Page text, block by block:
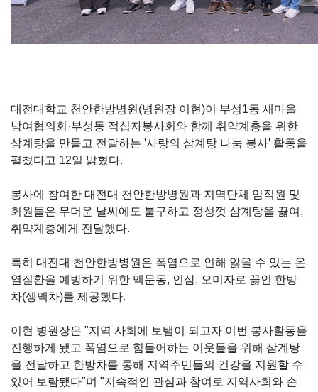
대전대학교 천안한방병원(병원장 이현)이 부성1동 새마을
남여협의회·부성동 적십자봉사회와 함께 취약계층을 위한
삼계탕을 만들고 전달하는 '사랑의 삼계탕 나눔 봉사' 활동을
펼쳤다고 12일 밝혔다.
봉사에 참여한 대전대 천안한방병원과 지역단체 임직원 및
회원들은 무더운 날씨에도 불구하고 정성껏 삼계탕을 끓여,
취약계층에게 전달했다.
특히 대전대 천안한방병원은 폭염으로 인해 앓을 수 있는 온
열질환을 예방하기 위한 맥문동, 인삼, 오미자로 끓인 한방
차(생맥차)를 제공했다.
이현 병원장은 "지역 사회에 보탬이 되고자 이번 봉사활동을
진행하게 됐고 폭염으로 힘들어하는 이웃들을 위해 삼계탕
을 전달하고 한방차를 통해 지역주민들의 건강을 지원할 수
있어 보람됐다"며 "지속적인 관심과 참여로 지역사회와 손